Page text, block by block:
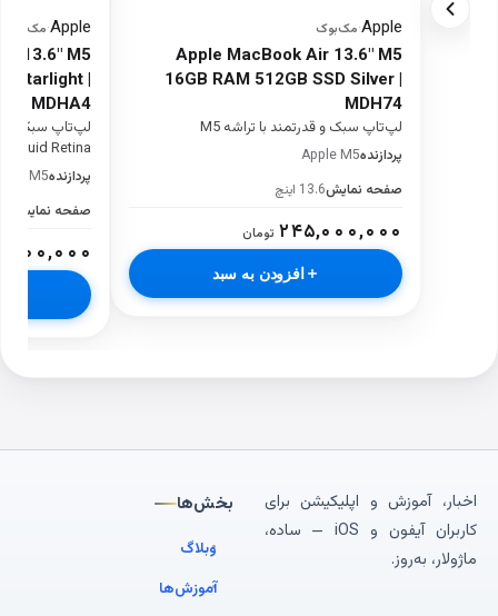
Apple
·مک‌بوک
Apple MacBook Air 13.6" M5
16GB RAM 512GB SSD Silver |
MDH74
لپ‌تاپ سبک و قدرتمند با تراشه M5
پردازندهApple M5
صفحه نمایش13.6 اینچ
۲۴۵,۰۰۰,۰۰۰ تومان
افزودن به سبد
Apple
·مک‌بوک
13.6" M5
Starlight |
MDHA4
Liquid Retina
پردازندهM5
صفحه نمایش
اخبار، آموزش و اپلیکیشن برای
کاربران آیفون و iOS — ساده،
ماژولار، به‌روز.
بخش‌ها
وبلاگ
آموزش‌ها